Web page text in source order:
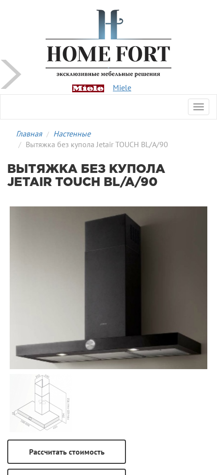
Miele
Главная
Настенные
Вытяжка без купола Jetair TOUCH BL/A/90
ВЫТЯЖКА БЕЗ КУПОЛА
JETAIR TOUCH BL/A/90